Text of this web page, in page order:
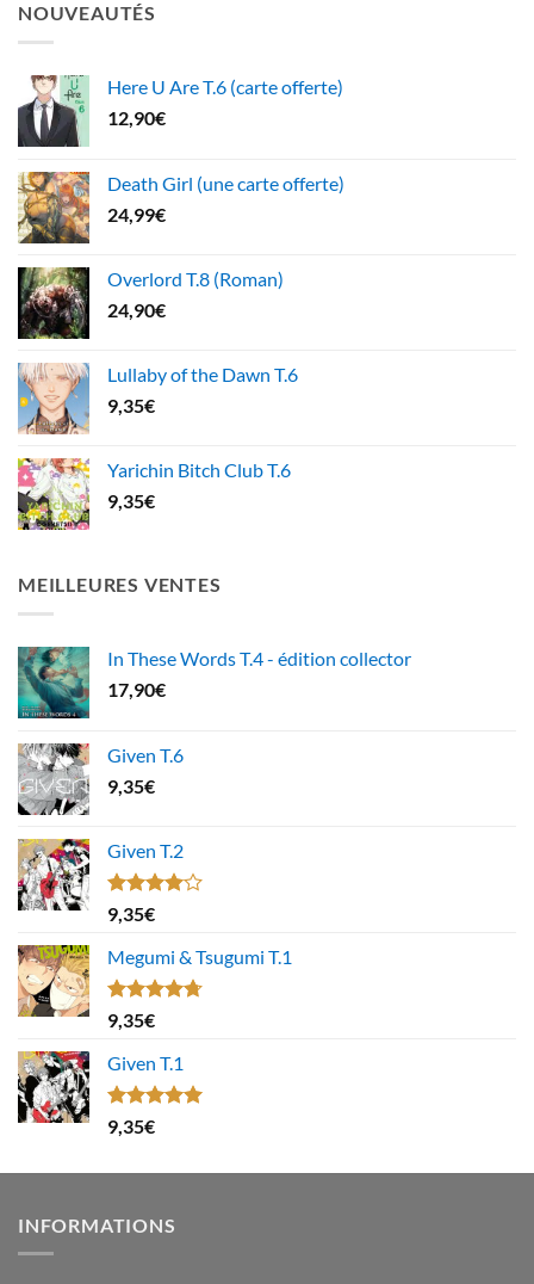
NOUVEAUTÉS
Here U Are T.6 (carte offerte)
12,90€
Death Girl (une carte offerte)
24,99€
Overlord T.8 (Roman)
24,90€
Lullaby of the Dawn T.6
9,35€
Yarichin Bitch Club T.6
9,35€
MEILLEURES VENTES
In These Words T.4 - édition collector
17,90€
Given T.6
9,35€
Given T.2
Note
4.00
5
9,35€
Megumi & Tsugumi T.1
Note4.67
sur 5
9,35€
Given T.1
Note5.00
sur 5
9,35€
INFORMATIONS